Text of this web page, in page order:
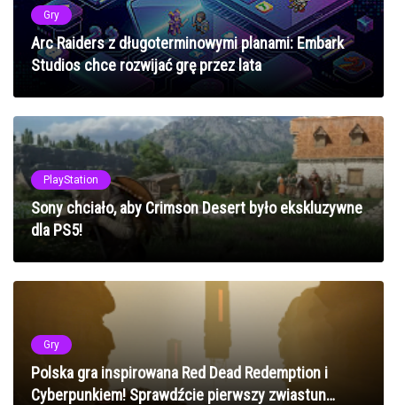
Gry
Arc Raiders z długoterminowymi planami: Embark
Studios chce rozwijać grę przez lata
PlayStation
Sony chciało, aby Crimson Desert było ekskluzywne
dla PS5!
Gry
Polska gra inspirowana Red Dead Redemption i
Cyberpunkiem! Sprawdźcie pierwszy zwiastun